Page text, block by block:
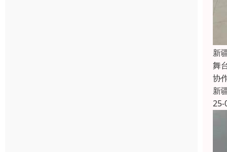
新
舞
协
新
25-